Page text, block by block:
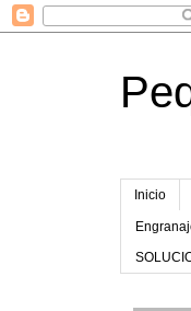
Inicio